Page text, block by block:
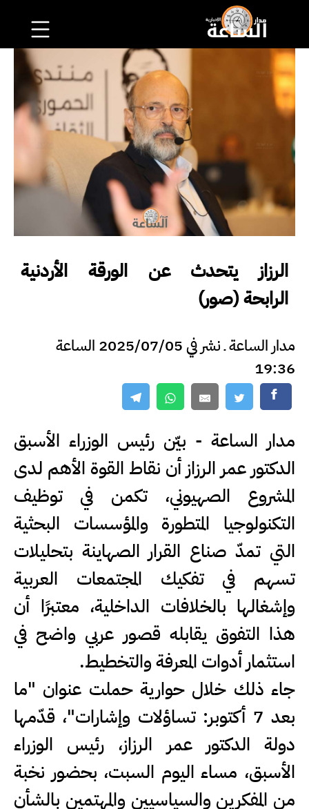
الرزاز يتحدث عن الورقة الأردنية
الرابحة (صور)
مدار الساعة ـ نشر في 2025/07/05 الساعة
19:36
مدار الساعة - بيّن رئيس الوزراء الأسبق
الدكتور عمر الرزاز أن نقاط القوة الأهم لدى
المشروع الصهيوني، تكمن في توظيف
التكنولوجيا المتطورة والمؤسسات البحثية
التي تمدّ صناع القرار الصهاينة بتحليلات
تسهم في تفكيك المجتمعات العربية
وإشغالها بالخلافات الداخلية، معتبرًا أن
هذا التفوق يقابله قصور عربي واضح في
استثمار أدوات المعرفة والتخطيط.
جاء ذلك خلال حوارية حملت عنوان "ما
بعد 7 أكتوبر: تساؤلات وإشارات"، قدّمها
دولة الدكتور عمر الرزاز، رئيس الوزراء
الأسبق، مساء اليوم السبت، بحضور نخبة
من المفكرين والسياسيين والمهتمين بالشأن